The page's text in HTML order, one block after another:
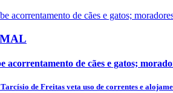
acorrentamento de cães e gatos;
de Freitas veta uso de correntes e